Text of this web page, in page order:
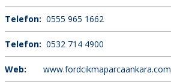
Telefon: 0555 965 1662
Telefon: 0532 714 4900
Web: www.fordcikmaparcaankara.com